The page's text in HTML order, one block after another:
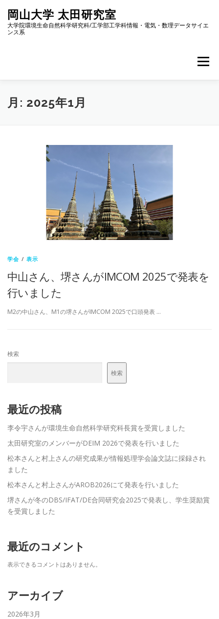
ッ
岡山大学 太田研究室
大学院環境生命自然科学研究科/工学部工学科情報・電気・数理データサイエ
ンス系
メニュー
ホーム メンバー紹介
月: 2025年1月
学会 /表示
中山さん、堺さんがIMCOM 2025で発表を
行いました
M2の中山さん、M1の堺さんがIMCOM 2025で口頭発表 …
検索
検索
最近の投稿
李令宇さんが環境生命自然科学研究科長賞を受賞しました
太田研究室のメンバーがDEIM 2026で発表を行いました
松本さんと村上さんの研究成果が情報処理学会論文誌に採録され
ました
松本さんと村上さんがAROB2026にて発表を行いました
堺さんが冬のDBS/IFAT/DE合同研究会2025で発表し、学生奨励賞
を受賞しました
最近のコメント
表示できるコメントはありません。
アーカイブ
2026年3月